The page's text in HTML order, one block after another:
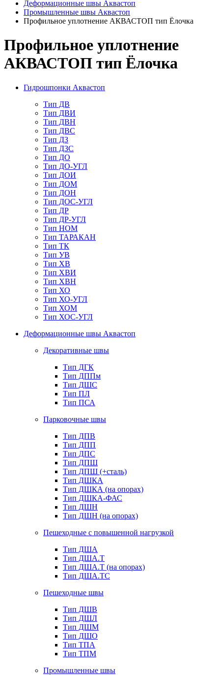
Деформационные швы Аквастоп
Промышленные швы Аквастоп
Профильное уплотнение АКВАСТОП тип Ёлочка
Профильное уплотнение
АКВАСТОП тип Ёлочка
Гидрошпонки Аквастоп
Тип ДВ
Тип ДВИ
Тип ДВН
Тип ДВС
Тип ДЗ
Тип ДЗС
Тип ДО
Тип ДО-УГЛ
Тип ДОИ
Тип ДОМ
Тип ДОН
Тип ДОС-УГЛ
Тип ДР
Тип ДР-УГЛ
Тип НОМ
Тип ТАРАКАН
Тип ТК
Тип УВ
Тип ХВ
Тип ХВИ
Тип ХВН
Тип ХО
Тип ХО-УГЛ
Тип ХОМ
Тип ХОС-УГЛ
Деформационные швы Аквастоп
Декоративные швы
Тип ДГК
Тип ДППм
Тип ДШС
Тип ПЛ
Тип ПСА
Парковочные швы
Тип ДПВ
Тип ДПП
Тип ДПС
Тип ДПШ
Тип ДПШ (+сталь)
Тип ДШКА
Тип ДШКА (на опорах)
Тип ДШКА-ФАС
Тип ДШН
Тип ДШН (на опорах)
Пешеходные с повышенной нагрузкой
Тип ДША
Тип ДША.Т
Тип ДША.Т (на опорах)
Тип ДША.ТС
Пешеходные швы
Тип ДШВ
Тип ДШЛ
Тип ДШМ
Тип ДШО
Тип ТПА
Тип ТПМ
Промышленные швы